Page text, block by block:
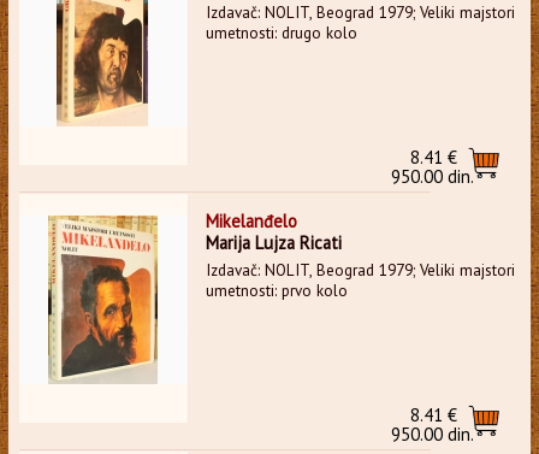
Izdavač: NOLIT, Beograd 1979; Veliki majstori
umetnosti: drugo kolo
8.41 €
950.00 din.
Mikelanđelo
Marija Lujza Ricati
Izdavač: NOLIT, Beograd 1979; Veliki majstori
umetnosti: prvo kolo
8.41 €
950.00 din.